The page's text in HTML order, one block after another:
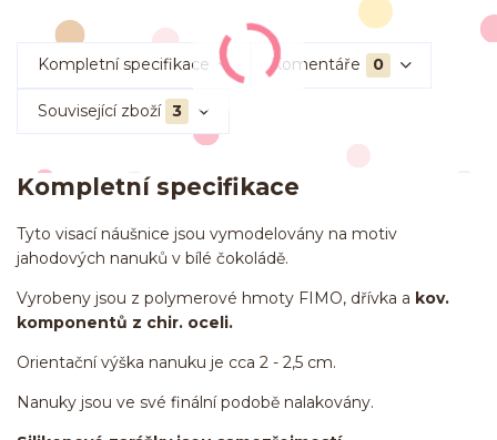
Kompletní specifikace Komentáře 0
Související zboží 3
Kompletní specifikace
Tyto visací náušnice jsou vymodelovány na motiv
jahodových nanuků v bílé čokoládě.
Vyrobeny jsou z polymerové hmoty FIMO, dřívka a kov.
komponentů z chir. oceli.
Orientační výška nanuku je cca 2 - 2,5 cm.
Nanuky jsou ve své finální podobě nalakovány.